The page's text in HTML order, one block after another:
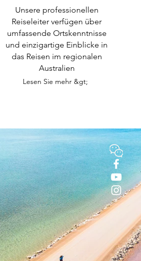
Unsere professionellen
Reiseleiter verfügen über
umfassende Ortskenntnisse
und einzigartige Einblicke in
das Reisen im regionalen
Australien
Lesen Sie mehr &gt;